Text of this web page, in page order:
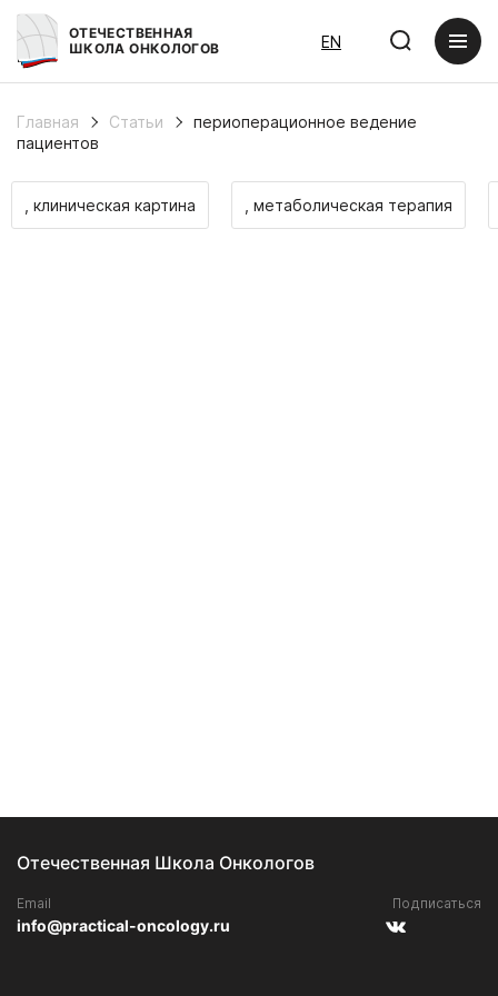
ОТЕЧЕСТВЕННАЯ
ШКОЛА ОНКОЛОГОВ
EN
Главная Статьи
периоперационное ведение
пациентов
, клиническая картина , метаболическая терапия
Отечественная Школа Онкологов
Email
info@practical-oncology.ru
Подписаться